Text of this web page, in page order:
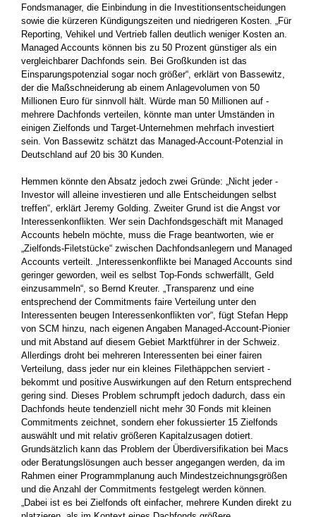
Fondsmanager, die Einbindung in die Investitionsentscheidungen
sowie die kürzeren Kündigungszeiten und niedrigeren Kosten. „Für
Reporting, Vehikel und Vertrieb fallen deutlich weniger Kosten an.
Managed Accounts können bis zu 50 ­Prozent günstiger als ein
vergleichbarer Dachfonds sein. Bei Großkunden ist das
Einsparungspotenzial sogar noch größer“, erklärt von Bassewitz,
der die Maßschneiderung ab einem Anlagevolumen von 50
Millionen Euro für sinnvoll hält. Würde man 50 Millionen auf ­
mehrere Dachfonds verteilen, könnte man unter Umständen in
einigen Zielfonds und Target-Unternehmen mehrfach investiert
sein. Von Bassewitz schätzt das Managed-Account-Potenzial in
Deutschland auf 20 bis 30 Kunden.
Hemmen könnte den Absatz jedoch zwei Gründe: „Nicht jeder ­
Investor will alleine investieren und alle Entscheidungen selbst
treffen“, erklärt Jeremy Golding. Zweiter Grund ist die Angst vor
Interessenkonflikten. Wer sein Dachfondsgeschäft mit Managed
Accounts hebeln möchte, muss die Frage beantworten, wie er
„Zielfonds-Filetstücke“ zwischen Dachfondsanlegern und Managed
Accounts verteilt. „Interessenkonflikte bei Managed Accounts sind
geringer geworden, weil es selbst Top-Fonds schwerfällt, Geld
einzusammeln“, so Bernd Kreuter. „Transparenz und eine
entsprechend der Commitments faire Verteilung unter den
Interessenten beugen Interessenkonflikten vor“, fügt Stefan Hepp
von SCM hinzu, nach eigenen Angaben Managed-Account-Pionier
und mit Abstand auf diesem Gebiet Marktführer in der Schweiz.
Allerdings droht bei mehreren Interessenten bei einer fairen
Verteilung, dass jeder nur ein kleines Filethäppchen serviert ­
bekommt und positive Auswirkungen auf den Return entsprechend
gering sind. Dieses Problem schrumpft jedoch dadurch, dass ein
Dachfonds heute tendenziell nicht mehr 30 Fonds mit kleinen
Commitments zeichnet, sondern eher fokussierter 15 Zielfonds
auswählt und mit relativ größeren Kapitalzusagen dotiert.
Grundsätzlich kann das Problem der Überdiversifikation bei Macs
oder ­Beratungslösungen auch besser angegangen werden, da im
Rahmen einer Programmplanung auch Mindestzeichnungsgrößen
und die Anzahl der Commitments festgelegt werden können.
„Dabei ist es bei Zielfonds oft einfacher, mehrere Kunden direkt zu